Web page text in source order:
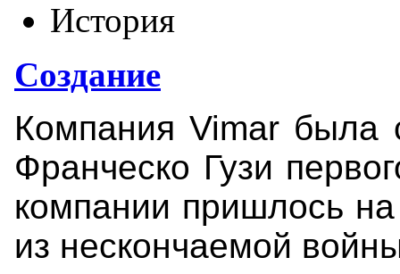
История
Создание
Компания Vimar была
Франческо Гузи
компании пришлось
из нескончаемой